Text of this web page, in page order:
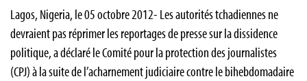
Lagos, Nigeria, le 05 octobre 2012- Les autorités tchadiennes ne
devraient pas réprimer les reportages de presse sur la dissidence
politique, a déclaré le Comité pour la protection des journalistes
(CPJ) à la suite de l’acharnement judiciaire contre le bihebdomadaire